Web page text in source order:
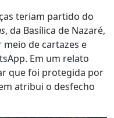
teriam partido do
, da Basílica de Nazaré,
de cartazes e
Em um relato
que foi protegida por
atribui o desfecho